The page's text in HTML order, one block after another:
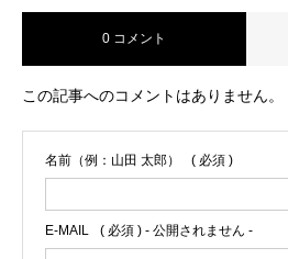
0 コメント
この記事へのコメントはありません。
名前（例：山田 太郎） ( 必須 )
E-MAIL ( 必須 ) - 公開されません -